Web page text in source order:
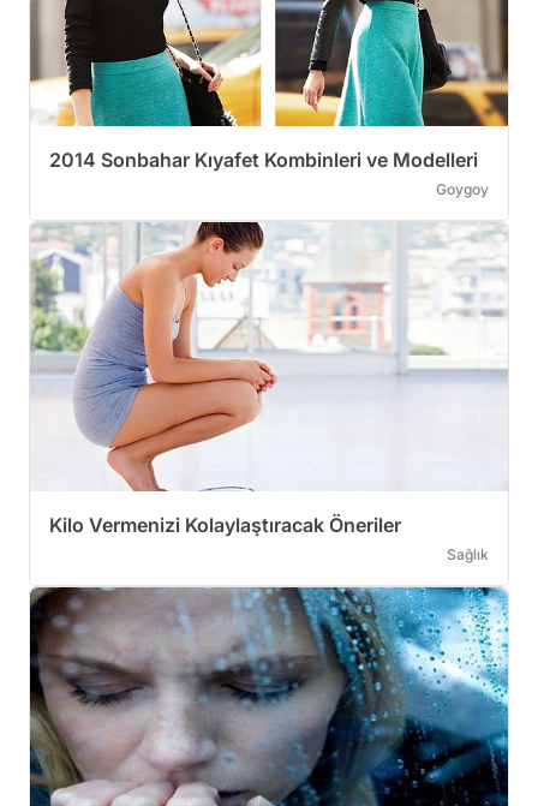
2014 Sonbahar Kıyafet Kombinleri ve Modelleri
Goygoy
Kilo Vermenizi Kolaylaştıracak Öneriler
Sağlık